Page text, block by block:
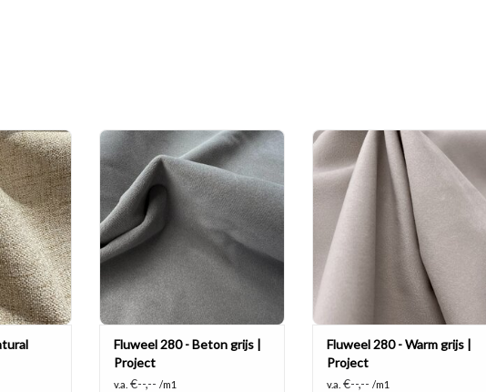
en soepele
en
Kamerhoge, volledig lichtdichte
velours gordijnstof van 280 cm
breed. Brandvertragend,
akoestisch en geschikt voor luxe
woon- en projectinterieurs.
TOEVOEGEN AAN WINKELWAGEN
Fluweel 280 - Beton grijs |
Project
v.a. €--,-- /m1
Kamerhoge, volledig lichtdichte
velours gordijnstof van 280 cm
breed. Brandvertragend,
akoestisch en geschikt voor luxe
woon- en projectinterieurs.
TOEVOEGEN AAN WINKELWAGEN
Fluweel 280 - Warm grijs |
Project
v.a. €--,-- /m1